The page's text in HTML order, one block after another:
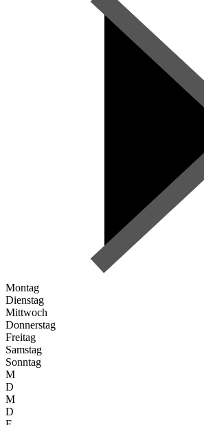
Montag
Dienstag
Mittwoch
Donnerstag
Freitag
Samstag
Sonntag
M
D
M
D